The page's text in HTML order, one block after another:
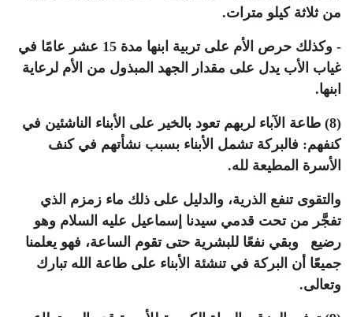
من ثلاثة كيلو مترات.
- وكذلك حرص الأم على تربية ابنها مدة 15 عشر عامًا في
غياب الأب يدل على مقدار الجهد المبذول من الأم لرعاية
ابنها.
(8) طاعة الآباء لربهم تعود بالخير على الأبناء الناشئين في
كنفهم: فالبركة تشمل الأبناء بسبب نشأتهم في كنف
الأسرة المطيعة لله.
والتقوى تنفع الذرية، والدليل على ذلك ماء زمزم الذي
تفجَّر من تحت قدمي سيدنا إسماعيل عليه السلام وهو
رضيع وبقي نفعًا للبشرية حتى تقوم الساعة، فهو يعلمنا
جميعًا أن البركة في تنشئة الأبناء على طاعة الله تبارك
وتعالى.